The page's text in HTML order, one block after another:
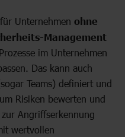
Unternehmen ohne
Management
im Unternehmen
Das kann auch
Teams) definiert und
Risiken bewerten und
Angriffserkennung
wertvollen